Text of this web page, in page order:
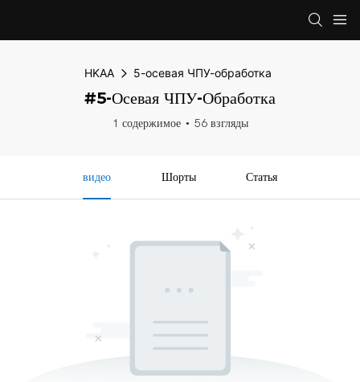
HKAA 5-осевая ЧПУ-обработка
#5-Осевая ЧПУ-Обработка
1 содержимое 56 взгляды
видео Шорты Статья